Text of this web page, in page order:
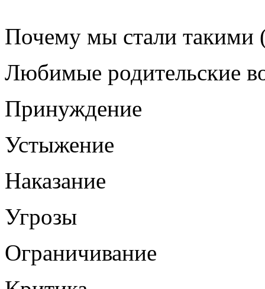
Почему мы стали такими
Любимые родительские
Принуждение
Устыжение
Наказание
Угрозы
Ограничивание